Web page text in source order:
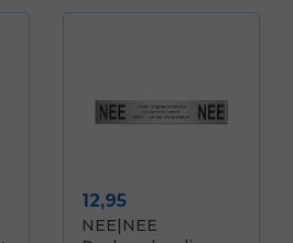
Prijs
12,95
NEE|NEE